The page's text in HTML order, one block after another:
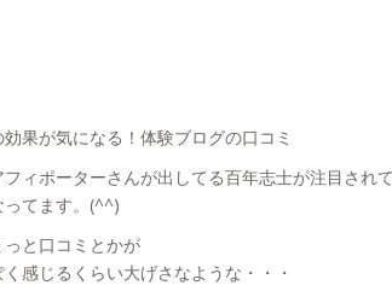
果が気になる！体験ブログの口コミ
ィポーターさんが出してる百年志士が注目され
てます。(^^)ゞ
っと口コミとかが
感じるくらい大げさなような・・・